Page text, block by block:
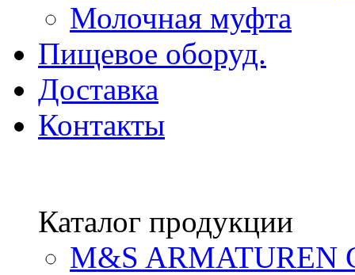
Молочная муфта
Пищевое оборуд.
Доставка
Контакты
Каталог продукции
М&S ARMATUREN